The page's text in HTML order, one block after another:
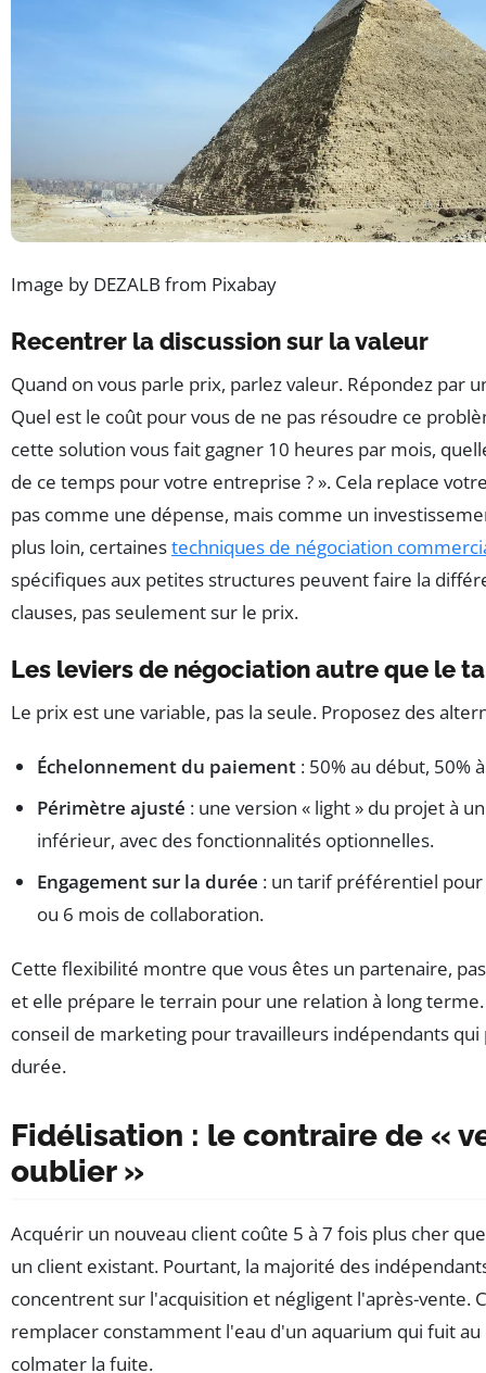
Image by DEZALB from Pixabay
Recentrer la discussion sur la valeur
Quand on vous parle prix, parlez valeur. Répondez par
Quel est le coût pour vous de ne pas résoudre ce
cette solution vous fait gagner 10 heures par mois,
de ce temps pour votre entreprise ? ». Cela replace
pas comme une dépense, mais comme un
plus loin, certainestechniques de négociation
spécifiques aux petites structures peuvent faire la
clauses, pas seulement sur le prix.
Les leviers de négociation autre que le
Le prix est une variable, pas la seule. Proposez des
Échelonnement du paiement : 50% au début, 50%
Périmètre ajusté : une version « light » du projet à
inférieur, avec des fonctionnalités optionnelles.
Engagement sur la durée : un tarif préférentiel pour
ou 6 mois de collaboration.
Cette flexibilité montre que vous êtes un partenaire,
et elle prépare le terrain pour une relation à long terme.
conseil de marketing pour travailleurs indépendants qui
durée.
Fidélisation : le contraire de «
oublier »
Acquérir un nouveau client coûte 5 à 7 fois plus cher
un client existant. Pourtant, la majorité des
concentrent sur l'acquisition et négligent l'après-vente.
remplacer constamment l'eau d'un aquarium qui fuit au
colmater la fuite.